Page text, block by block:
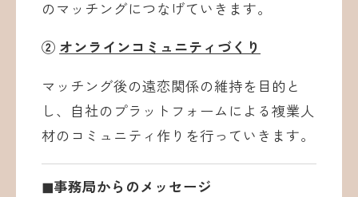
のマッチングにつなげていきます。
② オンラインコミュニティづくり
マッチング後の遠恋関係の維持を目的と
し、自社のプラットフォームによる複業人
材のコミュニティ作りを行っていきます。
◼︎事務局からのメッセージ